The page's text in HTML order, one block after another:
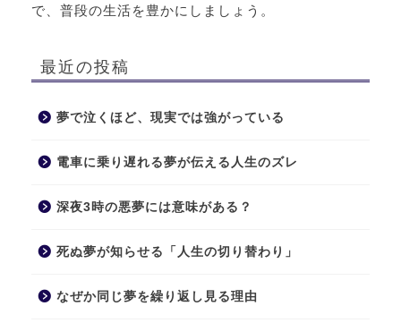
で、普段の生活を豊かにしましょう。
最近の投稿
夢で泣くほど、現実では強がっている
電車に乗り遅れる夢が伝える人生のズレ
深夜3時の悪夢には意味がある？
死ぬ夢が知らせる「人生の切り替わり」
なぜか同じ夢を繰り返し見る理由